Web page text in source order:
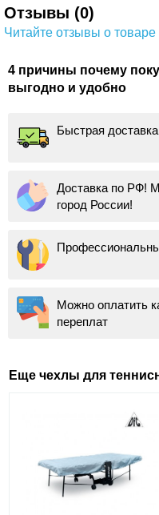
Отзывы (0)
Читайте отзывы о товаре
4 причины почему
выгодно и удобно
Быстрая
Доставка по РФ!
город России!
Можно оплатить
переплат
Еще чехлы для